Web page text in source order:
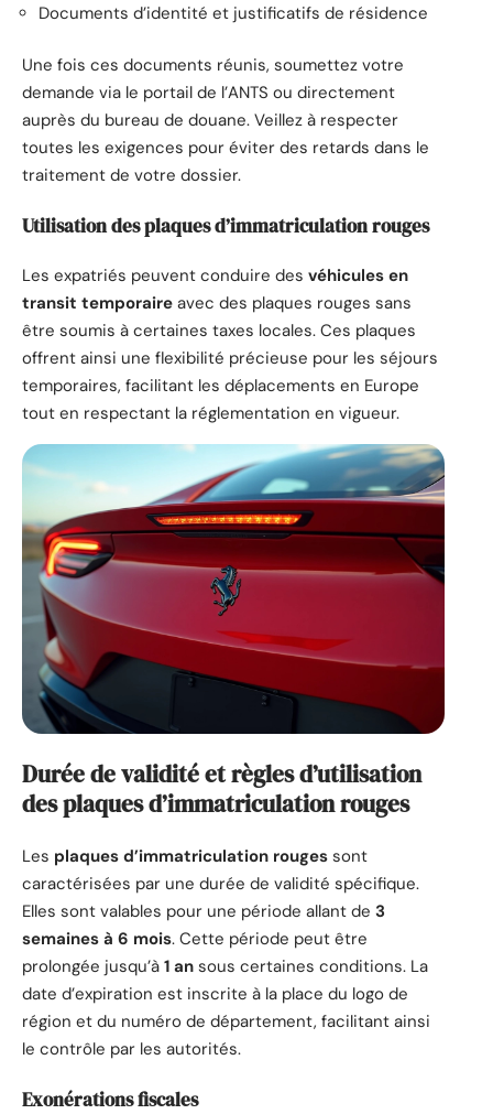
Documents d’identité et justificatifs de résidence
Une fois ces documents réunis, soumettez votre
demande via le portail de l’ANTS ou directement
auprès du bureau de douane. Veillez à respecter
toutes les exigences pour éviter des retards dans le
traitement de votre dossier.
Utilisation des plaques d’immatriculation rouges
Les expatriés peuvent conduire des véhicules en
transit temporaire avec des plaques rouges sans
être soumis à certaines taxes locales. Ces plaques
offrent ainsi une flexibilité précieuse pour les séjours
temporaires, facilitant les déplacements en Europe
tout en respectant la réglementation en vigueur.
Durée de validité et règles d’utilisation
des plaques d’immatriculation rouges
Les plaques d’immatriculation rouges sont
caractérisées par une durée de validité spécifique.
Elles sont valables pour une période allant de 3
semaines à 6 mois. Cette période peut être
prolongée jusqu’à 1 an sous certaines conditions. La
date d’expiration est inscrite à la place du logo de
région et du numéro de département, facilitant ainsi
le contrôle par les autorités.
Exonérations fiscales